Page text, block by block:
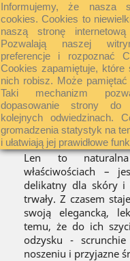
Informujemy, że nasza
cookies. Cookies to
naszą stronę
Pozwalają naszej
preferencje i rozpoznać
Cookies zapamiętuje,
nich robisz. Może
Taki mechanizm
dopasowanie strony
kolejnych odwiedzinach.
gromadzenia statystyk na
i ułatwiają jej prawidłowe

LNIANE
Jaki len jest
Len to
właściwościach –
delikatny dla skóry i
trwały. Z czasem
swoją elegancką,
temu, że do ich
odzysku -
noszeniu i przyjazne